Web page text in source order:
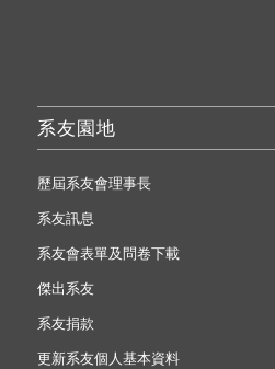
系友園地
歷屆系友會理事長
系友訊息
系友會表單及問卷下載
傑出系友
系友捐款
更新系友個人基本資料